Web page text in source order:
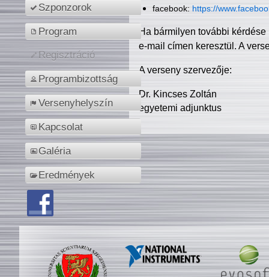
Szponzorok
Program
Regisztráció
Programbizottság
Versenyhelyszín
Kapcsolat
Galéria
Eredmények
facebook: https://
Ha bármilyen további
e-mail címen keresztül. A
A verseny szervezője:
Dr. Kincses Zoltán
egyetemi adjunktus